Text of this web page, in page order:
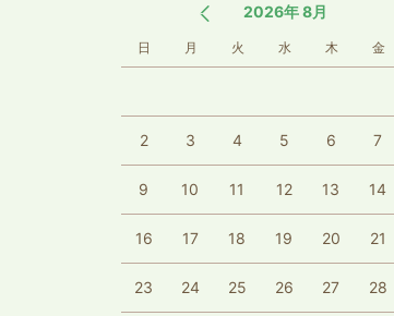
2026年 8月
日 月 火 水 木 金
2 3 4 5 6 7
9 10 11 12 13 14
16 17 18 19 20 21
23 24 25 26 27 28